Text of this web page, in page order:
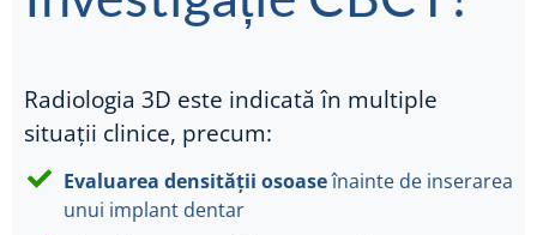
Radiologia 3D este indicată în multiple
situații clinice, precum:
Evaluarea densității osoaseînainte de inserarea
unui implant dentar